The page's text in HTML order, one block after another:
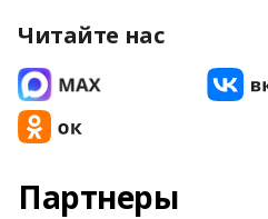
Читайте нас
Партнеры